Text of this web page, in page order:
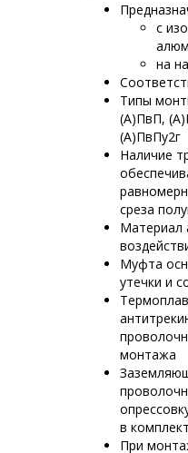
с
на
Типы
(А)ПвП,
(А)ПвПу2г
Наличие
среза
Материал
Муфта
утечки и
монтажа
в
При